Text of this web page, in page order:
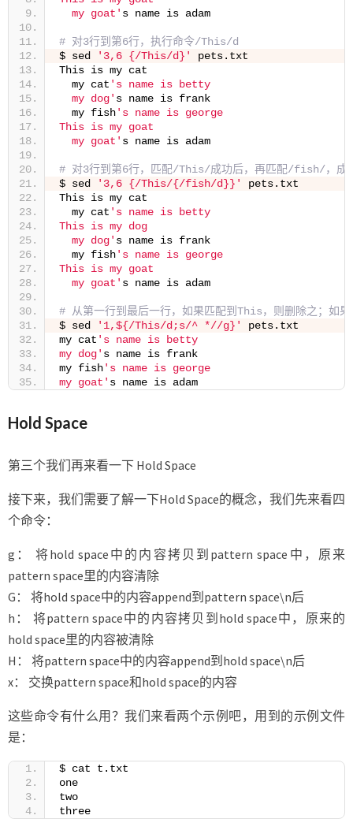
  my goat'
s name is adam
# 对3行到第6行，执行命令/This/d
$ sed
'3,6 {/This/d}'
pets.txt
This is my cat
  my cat
's name is betty
  my dog'
s name is frank
  my fish
's name is george
This is my goat
  my goat'
s name is adam
# 对3行到第6行，匹配/This/成功后，再匹配/fish/，成
$ sed
'3,6 {/This/{/fish/d}}'
pets.txt
This is my cat
  my cat
's name is betty
This is my dog
  my dog'
s name is frank
  my fish
's name is george
This is my goat
  my goat'
s name is adam
# 从第一行到最后一行，如果匹配到This，则删除之；如
$ sed
'1,${/This/d;s/^ *//g}'
pets.txt
my cat 's name is betty
my dog' s name is frank
my fish's name is george
my goat' s name is adam
Hold Space
第三个我们再来看一下 Hold Space
接下来，我们需要了解一下Hold Space的概念，我们先来看四
个命令：
g： 将hold space中的内容拷贝到pattern space中，原来
pattern space里的内容清除
G： 将hold space中的内容append到pattern space\n后
h： 将pattern space中的内容拷贝到hold space中，原来的
hold space里的内容被清除
H： 将pattern space中的内容append到hold space\n后
x： 交换pattern space和hold space的内容
这些命令有什么用？我们来看两个示例吧，用到的示例文件
是：
$ cat t.txt
one
two
three